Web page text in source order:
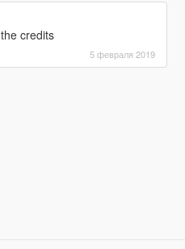
credits
5 февраля 2019